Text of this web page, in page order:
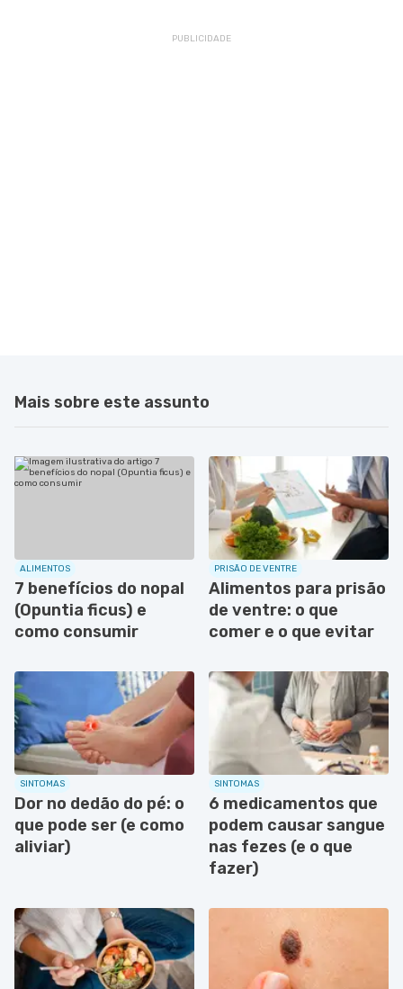
Mais sobre este assunto
ALIMENTOS
7 benefícios do nopal
(Opuntia ficus) e
como consumir
PRISÃO DE VENTRE
Alimentos para prisão
de ventre: o que
comer e o que evitar
SINTOMAS
Dor no dedão do pé: o
que pode ser (e como
aliviar)
SINTOMAS
6 medicamentos que
podem causar sangue
nas fezes (e o que
fazer)